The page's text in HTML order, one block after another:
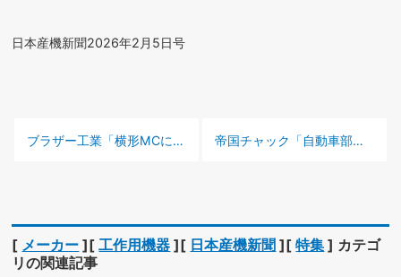
日本産機新聞2026年2月5日号
前の記事 :
ブラザー工業「横形MCに大型傾斜テーブルを搭載」【特集：〜自動車産業〜提案したい技術はこれだ！】 次の記事 :
帝国チャック「自動車部品の品質安定に不可欠」【特集：〜自動車産業〜提案したい技術はこれだ！】
[ メーカー ][工作用機器 ][ 日本産機新聞 ][特集 ] カテゴ
リの関連記事